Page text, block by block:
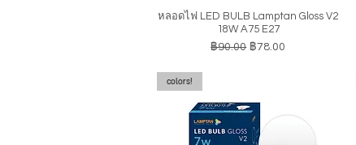
ดูข้อมูลด่วน
หลอดไฟ LED BULB Lamptan Gloss V2
18W A75 E27
ราคาปกติ
฿90.00 ราคาขายลด
฿78.00
colors!